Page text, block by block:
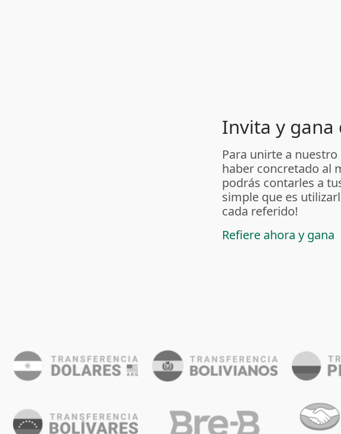
Invita y gana
Para unirte a
haber concretado al
podrás contarles a
simple que es
cada referido!
Refiere ahora y gana